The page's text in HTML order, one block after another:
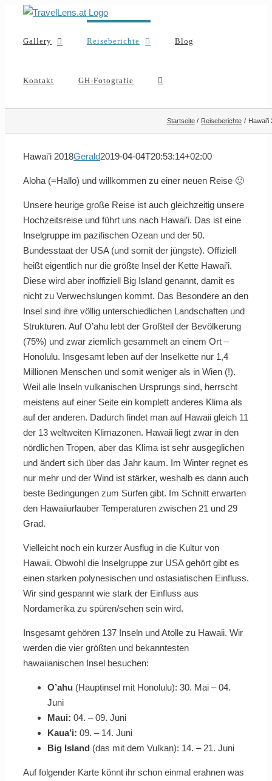
springenGallery Reiseberichte Blog
Kontakt GH-Fotografie
Startseite Reiseberichte Hawai’i
Hawai’i 2018Gerald2019-04-04T20:53:14+02:00
Aloha (=Hallo) und willkommen zu einer neuen Reise 🙂
Unsere heurige große Reise ist auch gleichzeitig unsere
Hochzeitsreise und führt uns nach Hawai’i. Das ist eine
Inselgruppe im pazifischen Ozean und der 50.
Bundesstaat der USA (und somit der jüngste). Offiziell
heißt eigentlich nur die größte Insel der Kette Hawai’i.
Diese wird aber inoffiziell Big Island genannt, damit es
nicht zu Verwechslungen kommt. Das Besondere an den
Insel sind ihre völlig unterschiedlichen Landschaften und
Strukturen. Auf O’ahu lebt der Großteil der Bevölkerung
(75%) und zwar ziemlich gesammelt an einem Ort –
Honolulu. Insgesamt leben auf der Inselkette nur 1,4
Millionen Menschen und somit weniger als in Wien (!).
Weil alle Inseln vulkanischen Ursprungs sind, herrscht
meistens auf einer Seite ein komplett anderes Klima als
auf der anderen. Dadurch findet man auf Hawaii gleich 11
der 13 weltweiten Klimazonen. Hawaii liegt zwar in den
nördlichen Tropen, aber das Klima ist sehr ausgeglichen
und ändert sich über das Jahr kaum. Im Winter regnet es
nur mehr und der Wind ist stärker, weshalb es dann auch
beste Bedingungen zum Surfen gibt. Im Schnitt erwarten
den Hawaiiurlauber Temperaturen zwischen 21 und 29
Grad.
Vielleicht noch ein kurzer Ausflug in die Kultur von
Hawaii. Obwohl die Inselgruppe zur USA gehört gibt es
einen starken polynesischen und ostasiatischen Einfluss.
Wir sind gespannt wie stark der Einfluss aus
Nordamerika zu spüren/sehen sein wird.
Insgesamt gehören 137 Inseln und Atolle zu Hawaii. Wir
werden die vier größten und bekanntesten
hawaiianischen Insel besuchen:
O’ahu (Hauptinsel mit Honolulu): 30. Mai – 04.
Juni
Maui: 04. – 09. Juni
Kaua’i: 09. – 14. Juni
Big Island (das mit dem Vulkan): 14. – 21. Juni
Auf folgender Karte könnt ihr schon einmal erahnen was